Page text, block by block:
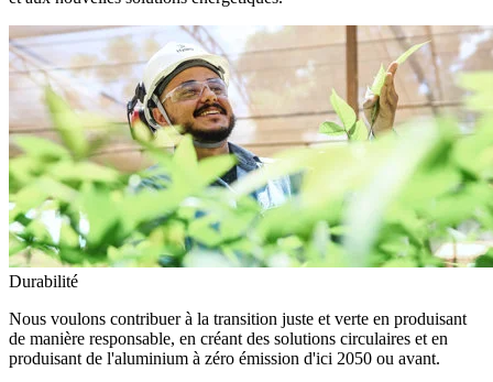
Durabilité
Nous voulons contribuer à la transition juste et verte en produisant
de manière responsable, en créant des solutions circulaires et en
produisant de l'aluminium à zéro émission d'ici 2050 ou avant.